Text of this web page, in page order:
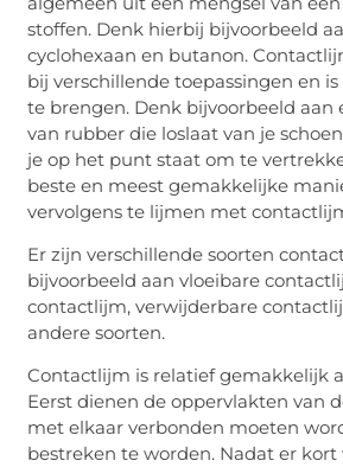
stoffen. Denk hierbij bijvoorbeeld
cyclohexaan en butanon.
bij verschillende toepassingen en
te brengen. Denk bijvoorbeeld aan
van rubber die loslaat van je
je op het punt staat om te
beste en meest gemakkelijke
vervolgens te lijmen met
Er zijn verschillende soorten
bijvoorbeeld aan vloeibare
contactlijm, verwijderbare
andere soorten.
Contactlijm is relatief gemakkelijk
Eerst dienen de oppervlakten van
met elkaar verbonden moeten
bestreken te worden. Nadat er